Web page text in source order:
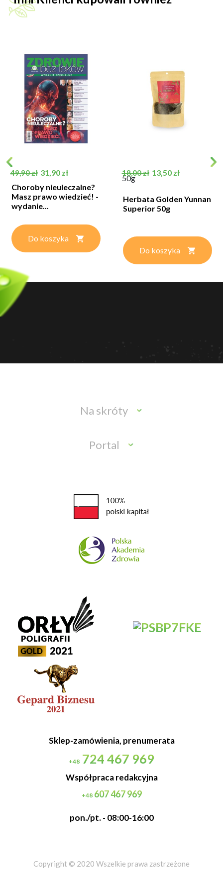
Cena podstawowa
49,90 zł Cena
31,90 zł
Choroby nieuleczalne?
Masz prawo wiedzieć! -
wydanie...
Do koszyka
Cena podstawowa
18,00 zł Cena
13,50 zł
50g
Herbata Golden Yunnan
Superior 50g
Do koszyka
Na skróty
Portal
Sklep-zamówienia, prenumerata
+48 724 467 969
Współpraca redakcyjna
+48607 467 969
pon./pt. - 08:00-16:00
Copyright © 2020 Wszelkie prawa zastrzeżone